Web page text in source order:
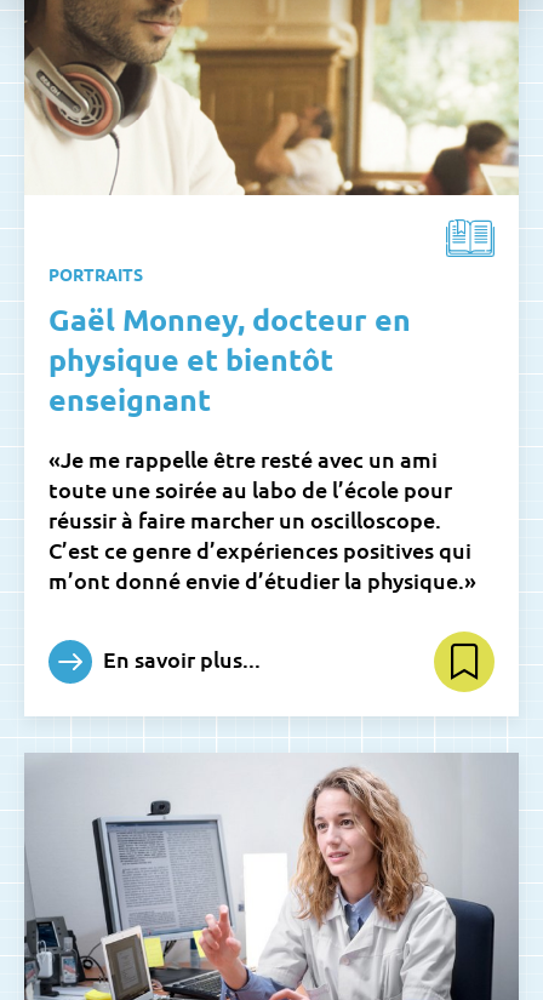
PORTRAITS
Gaël Monney, docteur en
physique et bientôt
enseignant
«Je me rappelle être resté avec un ami
toute une soirée au labo de l’école pour
réussir à faire marcher un oscilloscope.
C’est ce genre d’expériences positives qui
m’ont donné envie d’étudier la physique.»
En savoir plus...